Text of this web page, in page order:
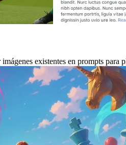
existentes en prompts